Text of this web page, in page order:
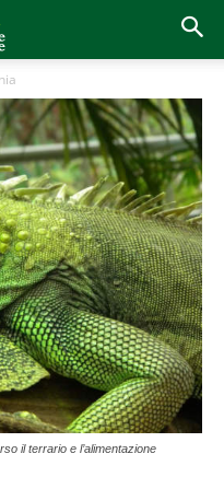
il terrario e l’alimentazione